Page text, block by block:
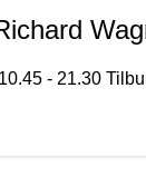
- 21.30